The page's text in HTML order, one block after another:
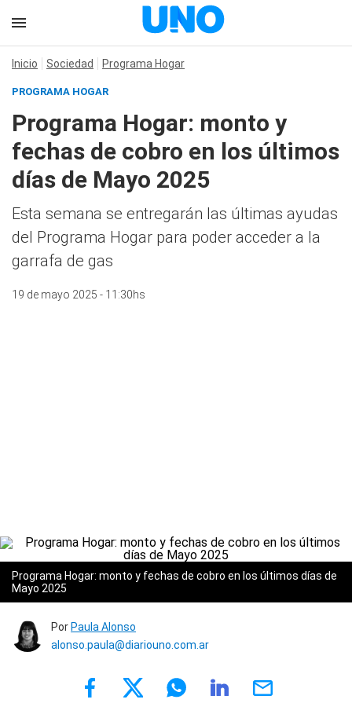
Inicio Sociedad Programa Hogar
PROGRAMA HOGAR
Programa Hogar: monto y
fechas de cobro en los últimos
días de Mayo 2025
Esta semana se entregarán las últimas ayudas
del Programa Hogar para poder acceder a la
garrafa de gas
19 de mayo 2025 - 11:30hs
Programa Hogar: monto y fechas de cobro en los últimos días de
Mayo 2025
Por Paula Alonso
alonso.paula@diariouno.com.ar